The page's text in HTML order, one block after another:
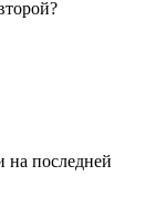
на последней